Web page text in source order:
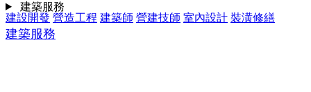
建設開發 營造工程 建築師 營建技師 室內設計 裝潢修繕
建築服務
建築服務